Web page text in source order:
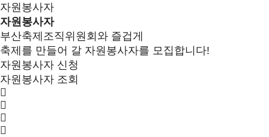
자원봉사자
자원봉사자
부산축제조직위원회와 즐겁게
축제를 만들어 갈 자원봉사자를 모집합니다!
자원봉사자 신청
자원봉사자 조회